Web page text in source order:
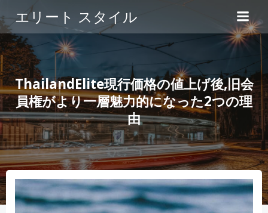
ン
テ
ン
へ
ス
キ
ッ
プ
エリート スタイル
ThailandElite現行価格の値上げ後,旧会
員権がより一層魅力的になった2つの理
由